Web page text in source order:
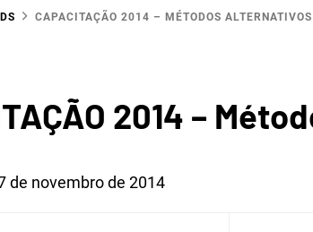
CAPACITAÇÃO 2014 – MÉTODOS
2014 –
de novembro de 2014